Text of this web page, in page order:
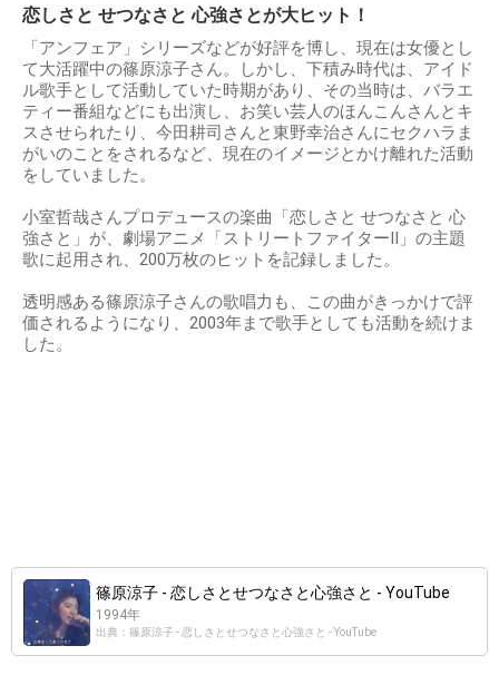
恋しさと せつなさと 心強さとが大ヒット！
「アンフェア」シリーズなどが好評を博し、現在は女優とし
て大活躍中の篠原涼子さん。しかし、下積み時代は、アイド
ル歌手として活動していた時期があり、その当時は、バラエ
ティー番組などにも出演し、お笑い芸人のほんこんさんとキ
スさせられたり、今田耕司さんと東野幸治さんにセクハラま
がいのことをされるなど、現在のイメージとかけ離れた活動
をしていました。
小室哲哉さんプロデュースの楽曲「恋しさと せつなさと 心
強さと」が、劇場アニメ「ストリートファイターII」の主題
歌に起用され、200万枚のヒットを記録しました。
透明感ある篠原涼子さんの歌唱力も、この曲がきっかけで評
価されるようになり、2003年まで歌手としても活動を続けま
した。
篠原涼子 - 恋しさとせつなさと心強さと - YouTube
1994年
出典：篠原涼子 - 恋しさとせつなさと心強さと - YouTube